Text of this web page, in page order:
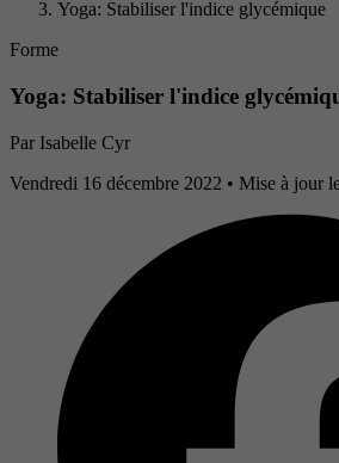
Yoga: Stabiliser l'indice glycémique
Forme
Yoga: Stabiliser l'indice
Par Isabelle Cyr
Vendredi 16 décembre 2022 • Mise à jour